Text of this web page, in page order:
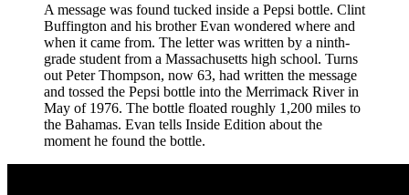
A message was found tucked inside a Pepsi bottle. Clint
Buffington and his brother Evan wondered where and
when it came from. The letter was written by a ninth-
grade student from a Massachusetts high school. Turns
out Peter Thompson, now 63, had written the message
and tossed the Pepsi bottle into the Merrimack River in
May of 1976. The bottle floated roughly 1,200 miles to
the Bahamas. Evan tells Inside Edition about the
moment he found the bottle.